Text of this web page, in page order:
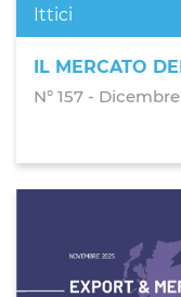
Ittici
IL MERCATO
N° 157 -